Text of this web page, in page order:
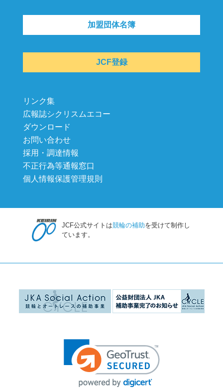
加盟団体名簿
JCF登録
リンク集
広報誌シクリスムエコー
ダウンロード
お問い合わせ
採用・調達情報
不正行為等通報窓口
個人情報保護管理規則
JCF公式サイトは競輪の補助を受けて制作し
ています。